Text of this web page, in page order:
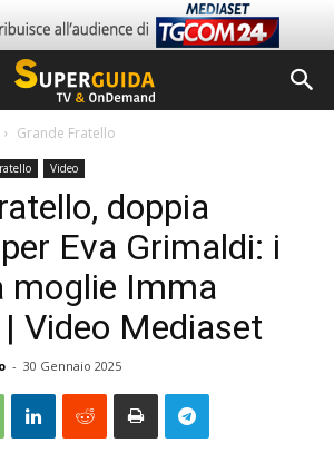
Grande Fratello
Video
doppia
Eva Grimaldi: i
moglie Imma
Video Mediaset
- 30 Gennaio 2025